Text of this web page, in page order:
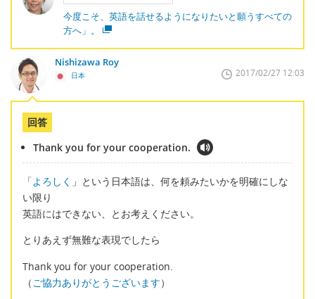
今度こそ、英語を話せるようになりたいと願うすべての
方へ」。
Nishizawa Roy
日本 2017/02/27 12:03
回答
Thank you for your cooperation.
「よろしく 」という日本語は、何を頼みたいかを明確にしな
い限り
英語にはできない、とお考えください。
とりあえず無難な表現でしたら
Thank you for your cooperation.
（ ご協力ありがとうございます）